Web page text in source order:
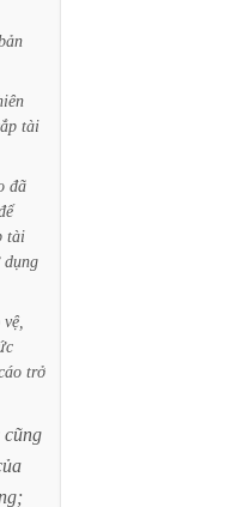
tài
đã
tài
dụng
vệ,
trở
cũng